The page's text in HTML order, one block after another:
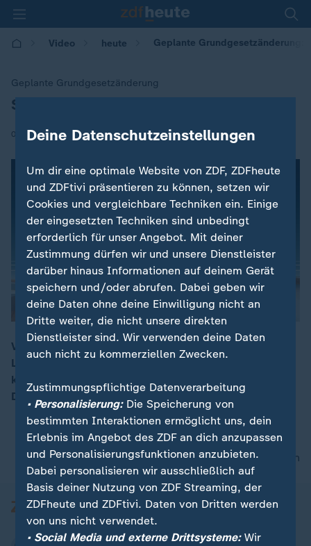
Video heute Geplante Grundgesetzänderung:
Geplante Grundgesetzänderung
:
Schulen: Digitalpakt droht zu scheitern
02.12.2018 | 15:37
Viele Schulen hatten sich gefreut, nächstes Jahr
Laptops und Co. in den Unterricht einbinden zu
können. Aber die Grundgesetzänderung für den
Digitalpakt steht auf der Kippe.
nach oben
Deine Datenschutzeinstellungen
Um dir eine optimale Website von ZDF, ZDFheute
und ZDFtivi präsentieren zu können, setzen wir
Cookies und vergleichbare Techniken ein. Einige
der eingesetzten Techniken sind unbedingt
erforderlich für unser Angebot. Mit deiner
Zustimmung dürfen wir und unsere Dienstleister
darüber hinaus Informationen auf deinem Gerät
speichern und/oder abrufen. Dabei geben wir
deine Daten ohne deine Einwilligung nicht an
Dritte weiter, die nicht unsere direkten
Dienstleister sind. Wir verwenden deine Daten
auch nicht zu kommerziellen Zwecken.
Zustimmungspflichtige Datenverarbeitung
• Personalisierung:Die Speicherung von
bestimmten Interaktionen ermöglicht uns, dein
Erlebnis im Angebot des ZDF an dich anzupassen
und Personalisierungsfunktionen anzubieten.
Dabei personalisieren wir ausschließlich auf
Basis deiner Nutzung von ZDF Streaming, der
ZDFheute und ZDFtivi. Daten von Dritten werden
von uns nicht verwendet.
• Social Media und externe Drittsysteme:Wir